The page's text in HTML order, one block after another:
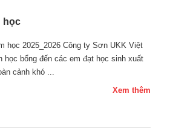
học
học 2025_2026 Công ty Sơn UKK Việt
học bổng đến các em đạt học sinh xuất
cảnh khó ...
Xem thêm